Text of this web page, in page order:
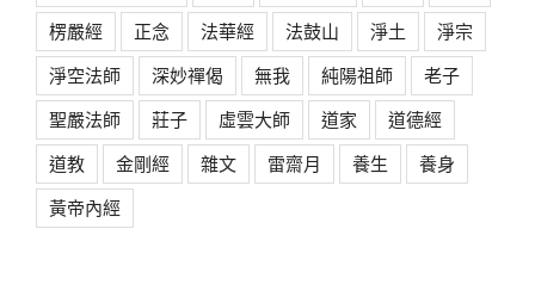
楞嚴經
正念 法華經 法鼓山 淨土
淨宗
淨空法師
深妙禪偈 無我 純陽祖師
老子
聖嚴法師
莊子 虛雲大師 道家
道德經
道教
金剛經 雜文 雷齋月 養生
養身
黃帝內經